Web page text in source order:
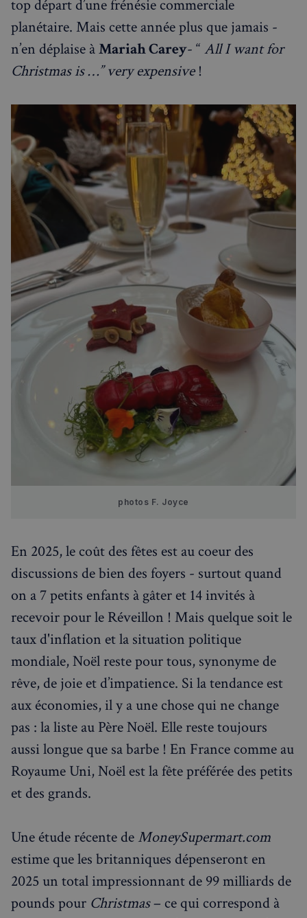
Recherche ✨Chatbot IA
Rechercher dans Français à Londres - Magazine
RECHERCHES POPULAIRES
Annuaire des professionnels
Visites guidées
Événements à venir
top départ d’une frénésie commerciale
planétaire. Mais cette année plus que jamais -
n’en déplaise àMariah Carey- “ All I want for
Christmas is …” very expensive!
photos F. Joyce
En 2025, le coût des fêtes est au coeur des
discussions de bien des foyers - surtout quand
on a 7 petits enfants à gâter et 14 invités à
recevoir pour le Réveillon ! Mais quelque soit le
taux d'inflation et la situation politique
mondiale, Noël reste pour tous, synonyme de
rêve, de joie et d’impatience. Si la tendance est
aux économies, il y a une chose qui ne change
pas : la liste au Père Noël. Elle reste toujours
aussi longue que sa barbe ! En France comme au
Royaume Uni, Noël est la fête préférée des petits
et des grands.
Une étude récente deMoneySupermart.com
estime que les britanniques dépenseront en
2025 un total impressionnant de 99 milliards de
pounds pour Christmas– ce qui correspond à